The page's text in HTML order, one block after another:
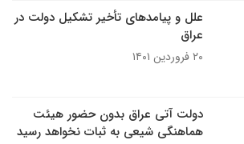
علل و پیامدهای تأخیر تشکیل دولت در
عراق
۲۰ فروردین ۱۴۰۱
دولت آتی عراق بدون حضور هیئت
هماهنگی شیعی به ثبات نخواهد رسید